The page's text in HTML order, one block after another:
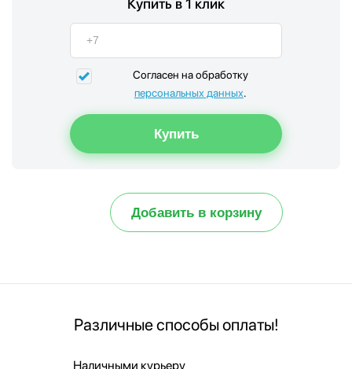
Купить в 1 клик
Согласен на обработку
персональных данных.
Добавить в корзину
Различные способы оплаты!
Наличными курьеру